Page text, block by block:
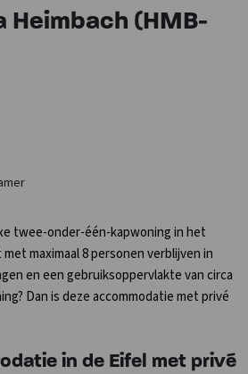
Heimbach (HMB-
twee-onder-één-kapwoning in het
maximaal 8 personen verblijven in
en een gebruiksoppervlakte van circa
Dan is deze accommodatie met privé
in de Eifel met privé